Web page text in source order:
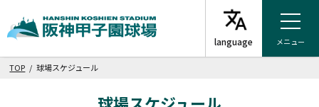
メニュー
TOP / 球場スケジュール